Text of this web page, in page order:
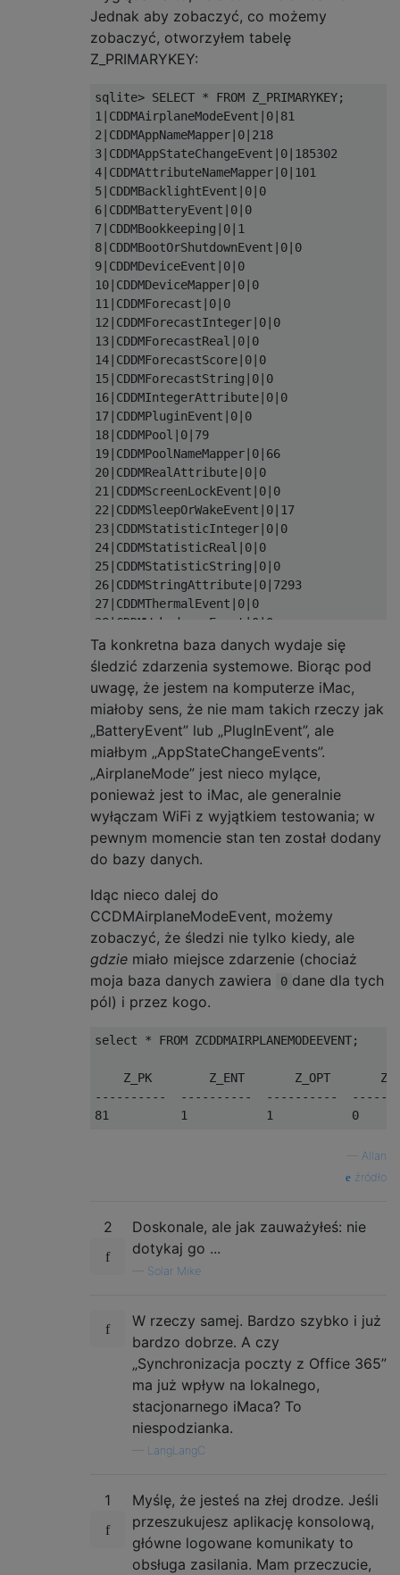
Jednak aby zobaczyć, co możemy
zobaczyć, otworzyłem tabelę
Z_PRIMARYKEY:
sqlite> SELECT * FROM Z_PRIMARYKEY;
1|CDDMAirplaneModeEvent|0|81
2|CDDMAppNameMapper|0|218
3|CDDMAppStateChangeEvent|0|185302
4|CDDMAttributeNameMapper|0|101
5|CDDMBacklightEvent|0|0
6|CDDMBatteryEvent|0|0
7|CDDMBookkeeping|0|1
8|CDDMBootOrShutdownEvent|0|0
9|CDDMDeviceEvent|0|0
10|CDDMDeviceMapper|0|0
11|CDDMForecast|0|0
12|CDDMForecastInteger|0|0
13|CDDMForecastReal|0|0
14|CDDMForecastScore|0|0
15|CDDMForecastString|0|0
16|CDDMIntegerAttribute|0|0
17|CDDMPluginEvent|0|0
18|CDDMPool|0|79
19|CDDMPoolNameMapper|0|66
20|CDDMRealAttribute|0|0
21|CDDMScreenLockEvent|0|0
22|CDDMSleepOrWakeEvent|0|17
23|CDDMStatisticInteger|0|0
24|CDDMStatisticReal|0|0
25|CDDMStatisticString|0|0
26|CDDMStringAttribute|0|7293
27|CDDMThermalEvent|0|0
28|CDDMWakednessEvent|0|0
sqlite>
Ta konkretna baza danych wydaje się
śledzić zdarzenia systemowe. Biorąc pod
uwagę, że jestem na komputerze iMac,
miałoby sens, że nie mam takich rzeczy jak
„BatteryEvent” lub „PlugInEvent”, ale
miałbym „AppStateChangeEvents”.
„AirplaneMode” jest nieco mylące,
ponieważ jest to iMac, ale generalnie
wyłączam WiFi z wyjątkiem testowania; w
pewnym momencie stan ten został dodany
do bazy danych.
Idąc nieco dalej do
CCDMAirplaneModeEvent, możemy
zobaczyć, że śledzi nie tylko kiedy, ale
gdzie miało miejsce zdarzenie (chociaż
moja baza danych zawiera
0 dane dla tych
pól) i przez kogo.
select * FROM ZCDDMAIRPLANEMODEEVENT;
Z_PK        Z_ENT       Z_OPT
----------  ----------  ----------
81          1           1           0
Allan
źródło
2
Doskonale, ale jak zauważyłeś: nie
dotykaj go ...
Solar Mike
W rzeczy samej. Bardzo szybko i już
bardzo dobrze. A czy
„Synchronizacja poczty z Office 365”
ma już wpływ na lokalnego,
stacjonarnego iMaca? To
niespodzianka.
LаngLаngС
1
Myślę, że jesteś na złej drodze. Jeśli
przeszukujesz aplikację konsolową,
główne logowane komunikaty to
obsługa zasilania. Mam przeczucie,